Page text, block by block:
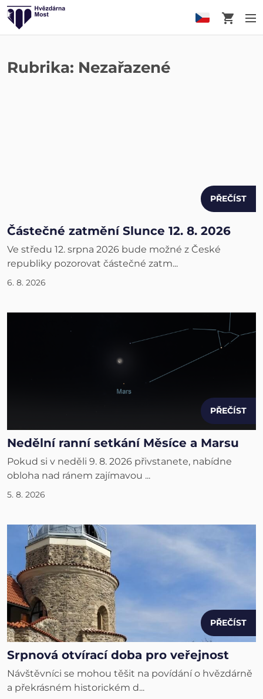
Košík
Rubrika: Nezařazené
PŘEČÍST
Částečné zatmění Slunce 12. 8. 2026
Ve středu 12. srpna 2026 bude možné z České
republiky pozorovat částečné zatm...
6. 8. 2026
PŘEČÍST
Nedělní ranní setkání Měsíce a Marsu
Pokud si v neděli 9. 8. 2026 přivstanete, nabídne
obloha nad ránem zajímavou ...
5. 8. 2026
PŘEČÍST
Srpnová otvírací doba pro veřejnost
Návštěvníci se mohou těšit na povídání o hvězdárně
a překrásném historickém d...